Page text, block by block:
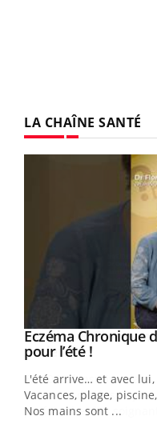
LA CHAÎNE SANTÉ
Youtube
Eczéma Chronique
pour l’été !Youtube
L'été arrive… et avec
Vacances, plage,
Nos mains sont ...